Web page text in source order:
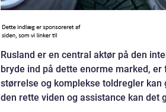
Rusland er en central aktør på den
bryde ind på dette enorme marked,
størrelse og komplekse toldregler
den rette viden og assistance kan